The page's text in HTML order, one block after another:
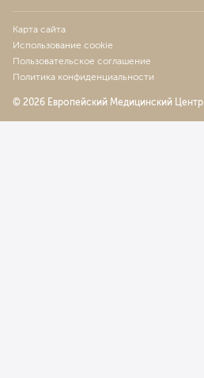
Карта сайта
Использование cookie
Пользовательское соглашение
Политика конфиденциальности
© 2026 Европейский Медицинский Центр